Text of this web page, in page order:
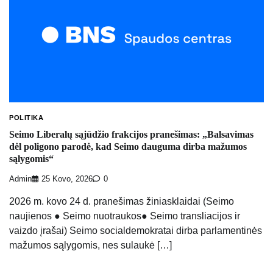
POLITIKA
Seimo Liberalų sąjūdžio frakcijos pranešimas: „Balsavimas
dėl poligono parodė, kad Seimo dauguma dirba mažumos
sąlygomis“
Admin 25 Kovo, 2026 0
2026 m. kovo 24 d. pranešimas žiniasklaidai (Seimo
naujienos ● Seimo nuotraukos● Seimo transliacijos ir
vaizdo įrašai) Seimo socialdemokratai dirba parlamentinės
mažumos sąlygomis, nes sulaukė […]